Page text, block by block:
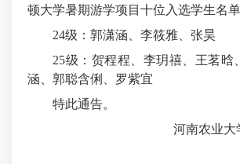
顿大学暑期游学项目十位入选学生名
24级： 郭潇涵、 李筱雅
张昊
25级：贺程程、李玥禧、王茗晗
涵、郭聪含俐、罗紫宜
特此通告。
河南农业大